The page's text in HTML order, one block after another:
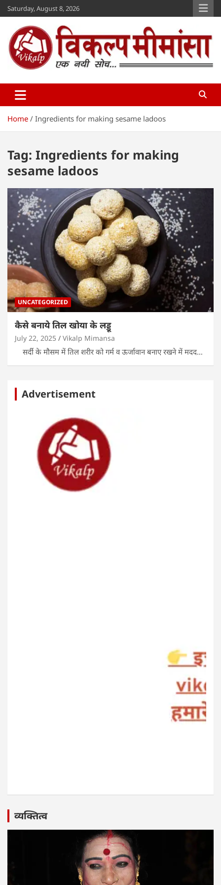
Skip
to
content
Saturday, August 8, 2026
Vikalp Mimansa
Home Ingredients for making sesame ladoos
Tag: Ingredients for making
sesame ladoos
UNCATEGORIZED
कैसे बनाये तिल खोया के लड्डू
July 22, 2025 Vikalp Mimansa
सर्दी के मौसम में तिल शरीर को गर्म व ऊर्जावान बनाए रखने में मदद…
Advertisement
व्यक्तित्व